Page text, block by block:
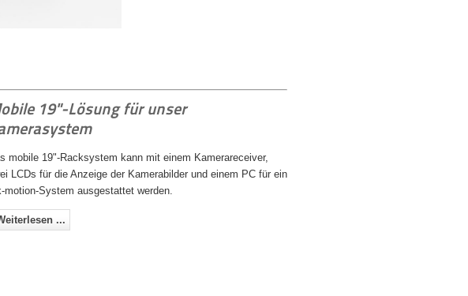
19"-Lösung für unser
mobile 19"-Racksystem kann mit einem Kamerareceiver,
LCDs für die Anzeige der Kamerabilder und einem PC für ein
motion-System ausgestattet werden.
...